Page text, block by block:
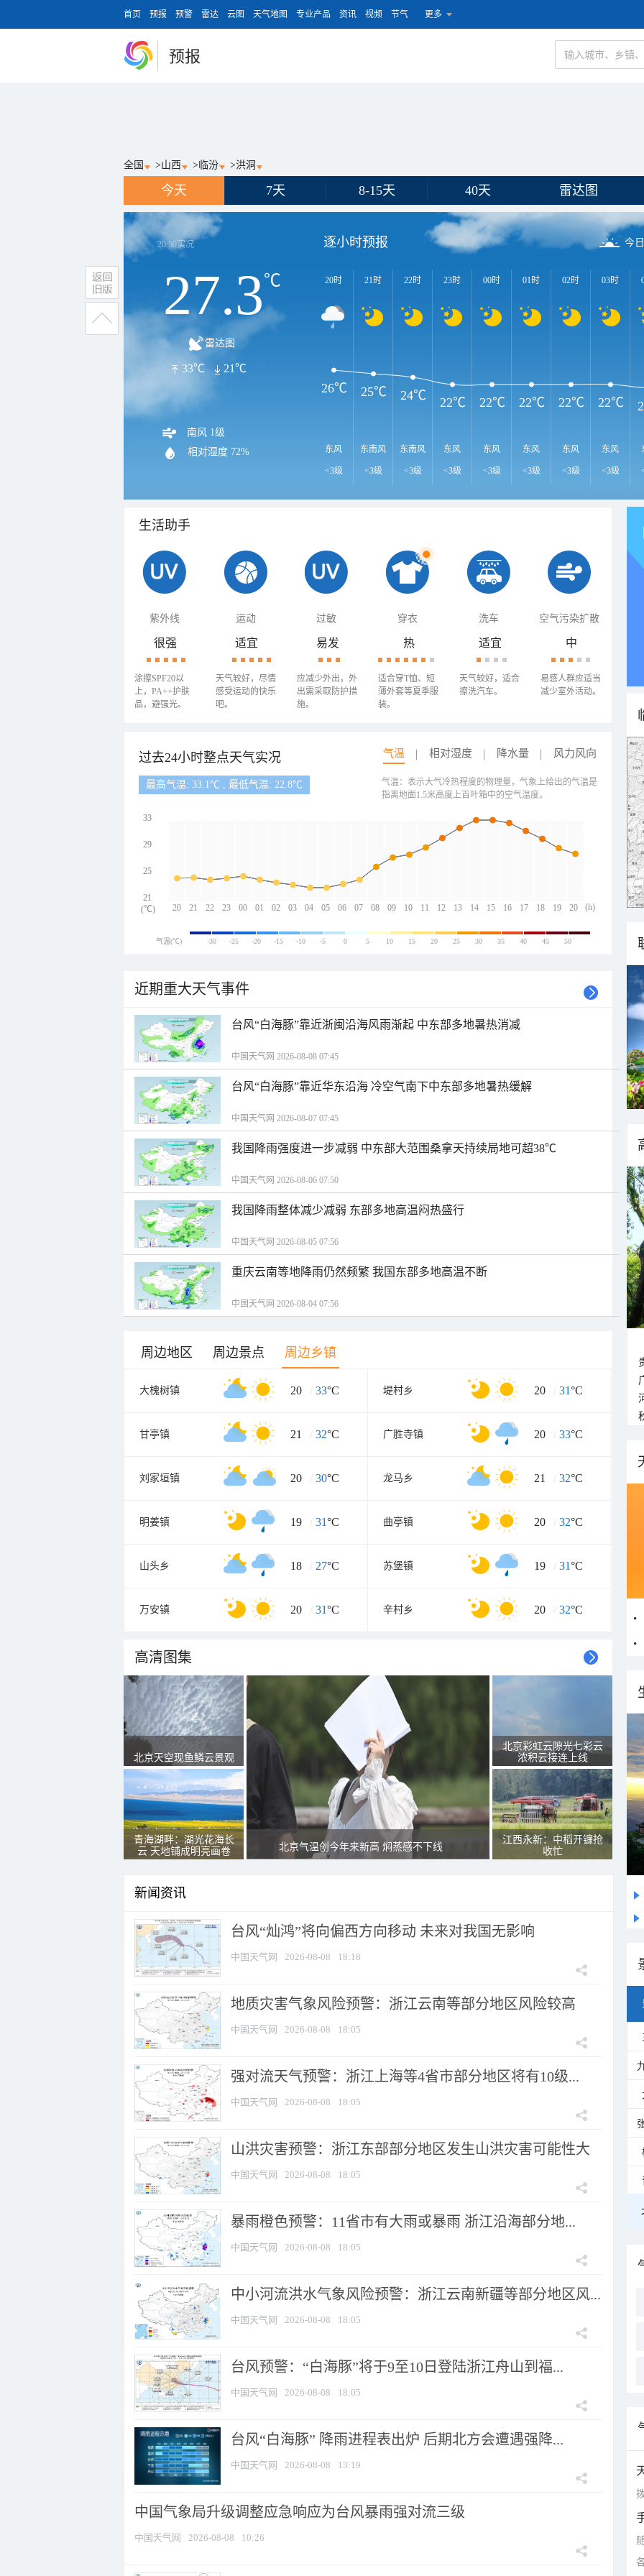
首页 预报 预警 雷达 云图 天气地图 专业产品 资讯 视频 节气 更多
预报
全国 >山西 > 临汾 >洪洞
今天 7天 8-15天 40天 雷达图
20:50实况
27.3℃
雷达图
33℃ 21℃
南风 1级
相对湿度 72%
逐小时预报 今
20时
东风
<3级
21时
东南风
<3级
22时
东南风
<3级
23时
东风
<3级
00时
东风
<3级
01时
东风
<3级
02时
东风
<3级
03时
东风
<3级
26℃ 25℃ 24℃ 22℃ 22℃ 22℃ 22℃ 22℃
生活助手
紫外线 运动 过敏 穿衣 洗车 空气污染扩散
很强
涂擦SPF20以
上，PA++护肤
品，避强光。
适宜
天气较好，尽情
感受运动的快乐
吧。
易发
应减少外出，外
出需采取防护措
施。
热
适合穿T恤、短
薄外套等夏季服
装。
适宜
天气较好，适合
擦洗汽车。
中
易感人群应适当
减少室外活动。
过去24小时整点天气实况 气温 相对湿度 降水量 风力风向
最高气温: 33.1℃ , 最低气温: 22.8℃
20 21 22 23 00 01 02 03 04 05 06 07 08 09 10 11 12 13 14 15 16 17 18 19 20
33
29
25
21
(h)
(℃)
气温：表示大气冷热程度的物理量，气象上给出的气温是
指离地面1.5米高度上百叶箱中的空气温度。
气温(℃) -30 -25 -20 -15 -10 -5 0 5 10 15 20 25 30 35 40 45 50
近期重大天气事件
台风“白海豚”靠近浙闽沿海风雨渐起 中东部多地暑热消减
中国天气网 2026-08-08 07:45
台风“白海豚”靠近华东沿海 冷空气南下中东部多地暑热缓解
中国天气网 2026-08-07 07:45
我国降雨强度进一步减弱 中东部大范围桑拿天持续局地可超38℃
中国天气网 2026-08-06 07:50
我国降雨整体减少减弱 东部多地高温闷热盛行
中国天气网 2026-08-05 07:56
重庆云南等地降雨仍然频繁 我国东部多地高温不断
中国天气网 2026-08-04 07:56
周边地区 周边景点 周边乡镇
大槐树镇 20 / 33°C 堤村乡 20 / 31°C
甘亭镇 21 / 32°C 广胜寺镇 20 / 33°C
刘家垣镇 20 / 30°C 龙马乡 21 / 32°C
明姜镇 19 / 31°C 曲亭镇 20 / 32°C
山头乡 18 / 27°C 苏堡镇 19 / 31°C
万安镇 20 / 31°C 辛村乡 20 / 32°C
高清图集
北京天空现鱼鳞云景观
青海湖畔：湖光花海长
云 天地铺成明亮画卷
北京气温创今年来新高 焖蒸感不下线
北京彩虹云隙光七彩云
浓积云接连上线
江西永新：中稻开镰抢
收忙
新闻资讯
台风“灿鸿”将向偏西方向移动 未来对我国无影响
中国天气网 2026-08-08 18:18
地质灾害气象风险预警：浙江云南等部分地区风险较高
中国天气网 2026-08-08 18:05
强对流天气预警：浙江上海等4省市部分地区将有10级...
中国天气网 2026-08-08 18:05
山洪灾害预警：浙江东部部分地区发生山洪灾害可能性大
中国天气网 2026-08-08 18:05
暴雨橙色预警：11省市有大雨或暴雨 浙江沿海部分地...
中国天气网 2026-08-08 18:05
中小河流洪水气象风险预警：浙江云南新疆等部分地区风...
中国天气网 2026-08-08 18:05
台风预警：“白海豚”将于9至10日登陆浙江舟山到福...
中国天气网 2026-08-08 18:05
台风“白海豚” 降雨进程表出炉 后期北方会遭遇强降...
中国天气网 2026-08-08 13:19
中国气象局升级调整应急响应为台风暴雨强对流三级
中国天气网 2026-08-08 10:26